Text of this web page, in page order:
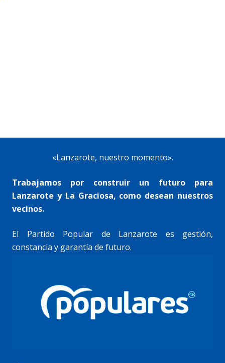
«Lanzarote, nuestro momento».
Trabajamos por construir un futuro para
Lanzarote y La Graciosa, como desean nuestros
vecinos.
El Partido Popular de Lanzarote es gestión,
constancia y garantía de futuro.